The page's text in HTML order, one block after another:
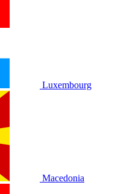
Luxembourg
Macedonia